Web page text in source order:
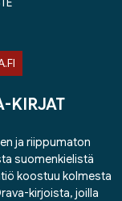
KIRJAT
ja riippumaton
suomenkielistä
koostuu kolmesta
kirjoista, joilla